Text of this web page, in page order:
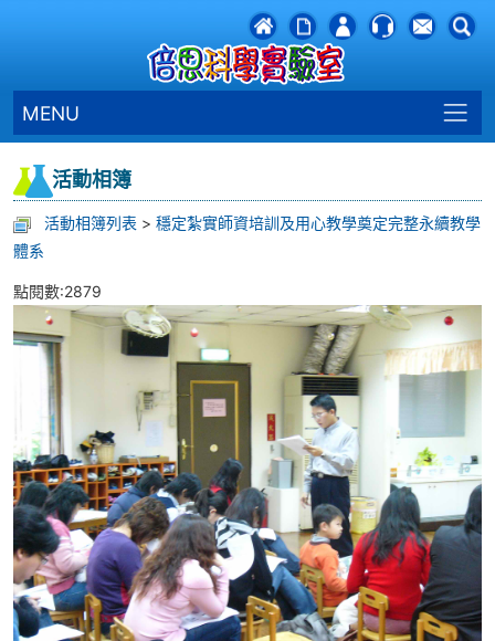
MENU
活動相簿
活動相簿列表 > 穩定紮實師資培訓及用心教學奠定完整永續教學
體系
點閱數:2879